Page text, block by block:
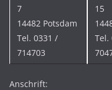
7
14482 Potsdam
Tel. 0331 /
714703
15
Tel.
Anschrift: